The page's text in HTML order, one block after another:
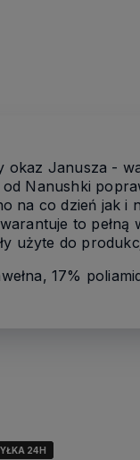
okaz Janusza -
od Nanushki
na co dzień jak i
to
użyte do
17%
24H
24H
24H